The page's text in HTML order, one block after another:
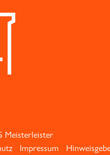
Meisterleister
Impressum